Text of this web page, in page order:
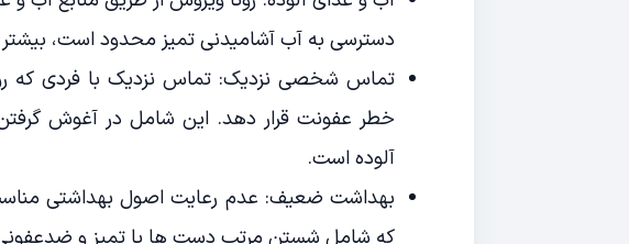
دسترسی به آب آشامیدنی تمیز محدود است،
تماس شخصی نزدیک: تماس نزدیک با فردی که
خطر عفونت قرار دهد. این شامل در آغوش
آلوده است.
بهداشت ضعیف: عدم رعایت اصول بهداشتی
که شامل شستن مرتب دست ها یا تمیز و